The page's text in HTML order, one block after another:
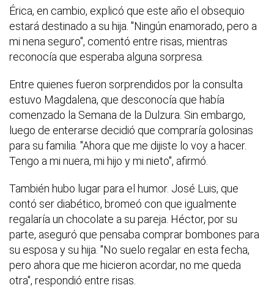
Érica, en cambio, explicó que este año el obsequio
estará destinado a su hija. "Ningún enamorado, pero a
mi nena seguro", comentó entre risas, mientras
reconocía que esperaba alguna sorpresa.
Entre quienes fueron sorprendidos por la consulta
estuvo Magdalena, que desconocía que había
comenzado la Semana de la Dulzura. Sin embargo,
luego de enterarse decidió que compraría golosinas
para su familia. "Ahora que me dijiste lo voy a hacer.
Tengo a mi nuera, mi hijo y mi nieto", afirmó.
También hubo lugar para el humor. José Luis, que
contó ser diabético, bromeó con que igualmente
regalaría un chocolate a su pareja. Héctor, por su
parte, aseguró que pensaba comprar bombones para
su esposa y su hija. "No suelo regalar en esta fecha,
pero ahora que me hicieron acordar, no me queda
otra", respondió entre risas.